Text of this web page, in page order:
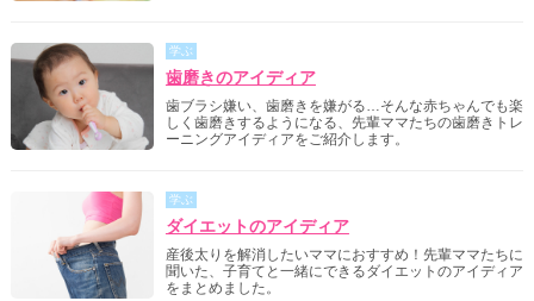
学ぶ
歯磨きのアイディア
歯ブラシ嫌い、歯磨きを嫌がる…そんな赤ちゃんでも楽
しく歯磨きするようになる、先輩ママたちの歯磨きトレ
ーニングアイディアをご紹介します。
学ぶ
ダイエットのアイディア
産後太りを解消したいママにおすすめ！先輩ママたちに
聞いた、子育てと一緒にできるダイエットのアイディア
をまとめました。